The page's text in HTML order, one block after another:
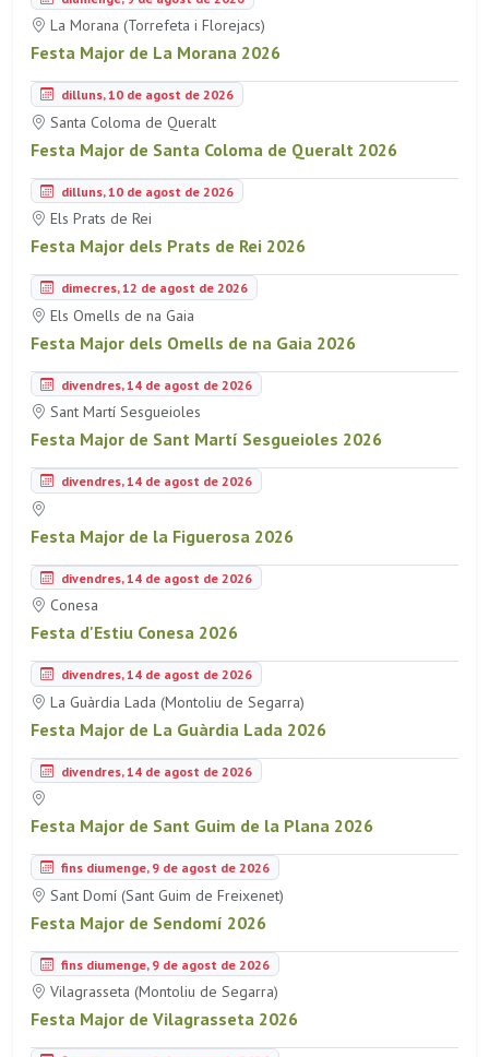
La Morana (Torrefeta i Florejacs)
Festa Major de La Morana 2026
dilluns, 10 de agost de 2026
Santa Coloma de Queralt
Festa Major de Santa Coloma de Queralt 2026
dilluns, 10 de agost de 2026
Els Prats de Rei
Festa Major dels Prats de Rei 2026
dimecres, 12 de agost de 2026
Els Omells de na Gaia
Festa Major dels Omells de na Gaia 2026
divendres, 14 de agost de 2026
Sant Martí Sesgueioles
Festa Major de Sant Martí Sesgueioles 2026
divendres, 14 de agost de 2026
Festa Major de la Figuerosa 2026
divendres, 14 de agost de 2026
Conesa
Festa d'Estiu Conesa 2026
divendres, 14 de agost de 2026
La Guàrdia Lada (Montoliu de Segarra)
Festa Major de La Guàrdia Lada 2026
divendres, 14 de agost de 2026
Festa Major de Sant Guim de la Plana 2026
fins diumenge, 9 de agost de 2026
Sant Domí (Sant Guim de Freixenet)
Festa Major de Sendomí 2026
fins diumenge, 9 de agost de 2026
Vilagrasseta (Montoliu de Segarra)
Festa Major de Vilagrasseta 2026